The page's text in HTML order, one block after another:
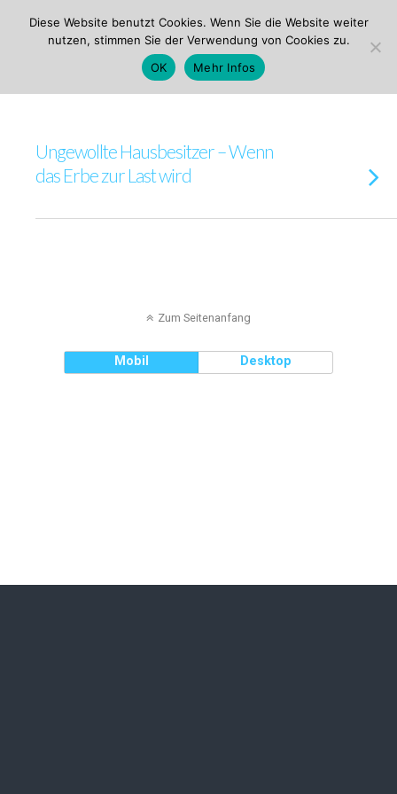
ezw Innsbruck
Tags › Hausbesitzer
Ungewollte Hausbesitzer – Wenn
das Erbe zur Last wird
Zum Seitenanfang
Mobil Desktop
Diese Website benutzt Cookies. Wenn Sie die Website weiter
nutzen, stimmen Sie der Verwendung von Cookies zu.
OK
Mehr Infos